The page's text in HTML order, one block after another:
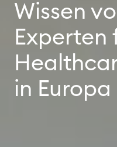
Wissen
Experten
in Europa